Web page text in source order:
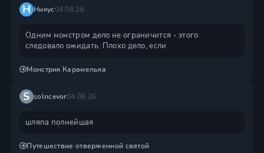
Н Никус04.08.26
Одним монстром дело не ограничится - этого
следовало ожидать. Плохо дело, если
Монстрик Карамелька
S solncevor04.08.26
шляпа полнейшая
Путешествие отверженной святой